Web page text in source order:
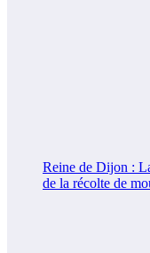
Reine de Dijon :
de la récolte de